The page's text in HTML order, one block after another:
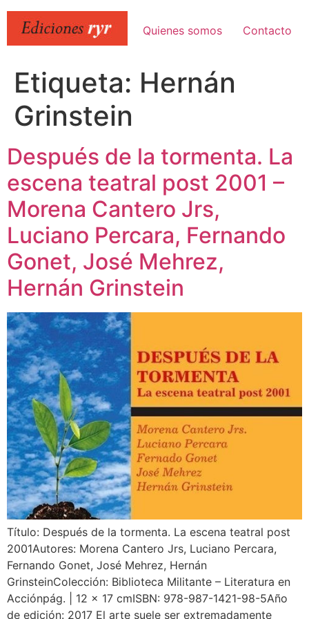
contenido
Quienes somos Contacto
Etiqueta: Hernán
Grinstein
Después de la tormenta. La
escena teatral post 2001 –
Morena Cantero Jrs,
Luciano Percara, Fernando
Gonet, José Mehrez,
Hernán Grinstein
Título: Después de la tormenta. La escena teatral post
2001Autores: Morena Cantero Jrs, Luciano Percara,
Fernando Gonet, José Mehrez, Hernán
GrinsteinColección: Biblioteca Militante – Literatura en
Acciónpág. | 12 x 17 cmISBN: 978-987-1421-98-5Año
de edición: 2017 El arte suele ser extremadamente